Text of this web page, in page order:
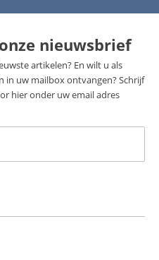
nieuwsbrief
artikelen? En wilt u als
in uw mailbox ontvangen? Schrijf
hier onder uw email adres